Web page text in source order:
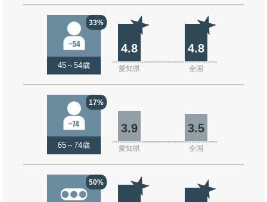
33%
45～54歳
4.8 4.8
愛知県 全国
17%
65～74歳
3.9 3.5
愛知県 全国
50%